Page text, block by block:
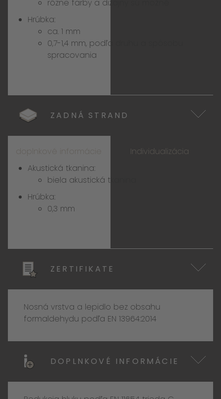
rôzne farby a dizajny sú možné
Hrúbka:
ca. 1 mm
0,7-1,4 mm, podľa druhu a spôsobu
spracovania
ZADNÁ STRAND
doplnkové informácie
Individualizácia
Akustická tkanina:
biela akustická tkanina
Hrúbka:
0,3 mm
ZERTIFIKATE
Nosná vrstva a lepidlo bez obsahu
formaldehydu podľa EN 13964:2014
DOPLNKOVÉ INFORMÁCIE